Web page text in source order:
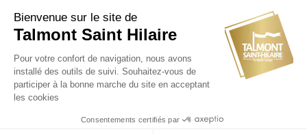
Mairie de Talmont Saint Hilaire - Tous droits réservés - 2024
Plan de site-Mentions légales